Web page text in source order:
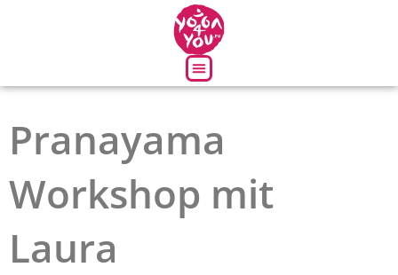
Pranayama
Workshop mit
Laura